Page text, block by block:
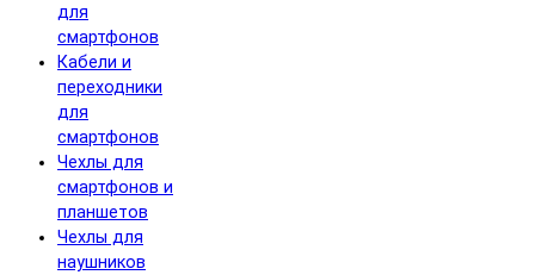
для
смартфонов
Кабели и
переходники
для
смартфонов
Чехлы для
смартфонов и
планшетов
Чехлы для
наушников